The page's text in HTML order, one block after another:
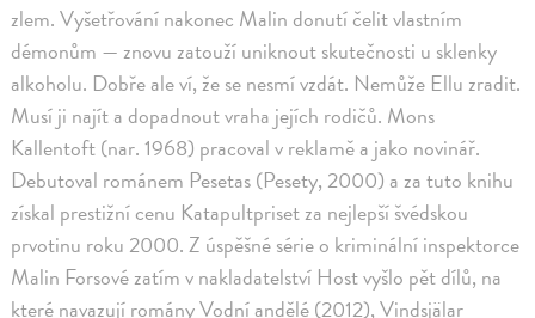
zlem. Vyšetřování nakonec Malin donutí čelit vlastním
démonům — znovu zatouží uniknout skutečnosti u sklenky
alkoholu. Dobře ale ví, že se nesmí vzdát. Nemůže Ellu zradit.
Musí ji najít a dopadnout vraha jejích rodičů. Mons
Kallentoft (nar. 1968) pracoval v reklamě a jako novinář.
Debutoval románem Pesetas (Pesety, 2000) a za tuto knihu
získal prestižní cenu Katapultpriset za nejlepší švédskou
prvotinu roku 2000. Z úspěšné série o kriminální inspektorce
Malin Forsové zatím v nakladatelství Host vyšlo pět dílů, na
které navazují romány Vodní andělé (2012), Vindsjälar